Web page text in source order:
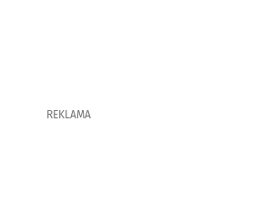
REKLAMA